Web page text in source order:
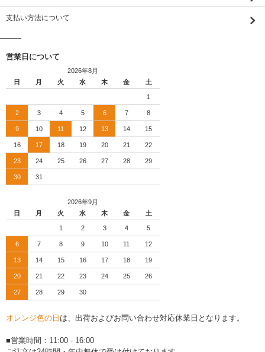
支払い方法について
営業日について
2026年8月
日
月 火 水 木 金 土
1
2 3 4 5 6 7 8
9 10 11 12 13 14 15
16 17 18 19 20 21 22
23 24 25 26 27 28 29
30 31
2026年9月
日
月 火 水 木 金 土
1 2 3 4 5
6 7 8 9 10 11 12
13 14 15 16 17 18 19
20 21 22 23 24 25 26
27 28 29 30
オレンジ色の日 は、出荷およびお問い合わせ対応休業日となります。
■営業時間：11:00 - 16:00